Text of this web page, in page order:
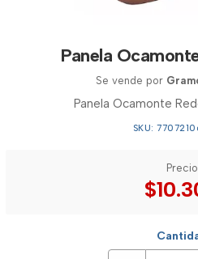
Panela
Se vende por
Panela Ocamonte
SKU:
Precio